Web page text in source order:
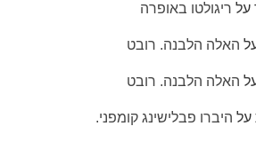
על ריגולטו באופרה
האלה הלבנה. רובט
האלה הלבנה. רובט
על היברו פבלישינג קומפני.